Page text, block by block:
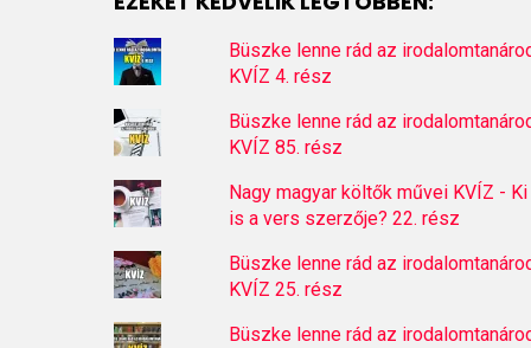
Büszke lenne rád az
KVÍZ 4. rész
Büszke lenne rád az
KVÍZ 85. rész
Nagy magyar költők művei KVÍZ - Ki
is a vers szerzője? 22. rész
Büszke lenne rád az
KVÍZ 25. rész
Büszke lenne rád az